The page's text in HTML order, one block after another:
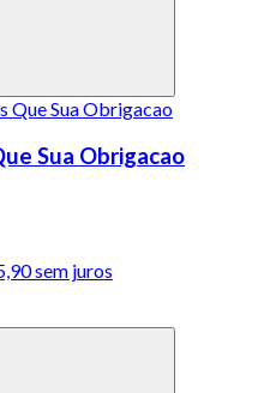
Sua Obrigacao
sem juros